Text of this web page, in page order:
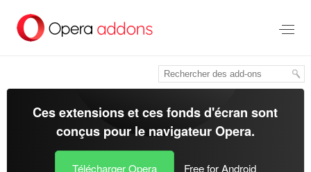
contenu
Ces extensions et ces fonds d'écran sont
conçus pour le navigateur Opera.
Télécharger Opera Free for Android